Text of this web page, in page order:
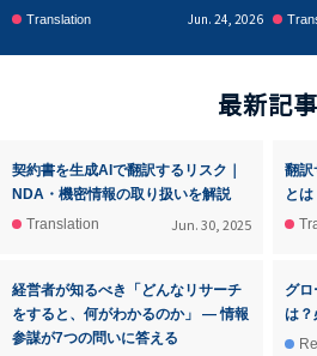
Translation Jun. 24, 2026
最新記事
契約書を生成AIで翻訳するリスク｜
NDA・機密情報の取り扱いを解説
Translation
Jun. 30, 2025
翻訳
とは
経営者が知るべき「どんなリサーチ
をすると、何がわかるのか」 ― 情報
参謀が7つの問いに答える
グロ
は？